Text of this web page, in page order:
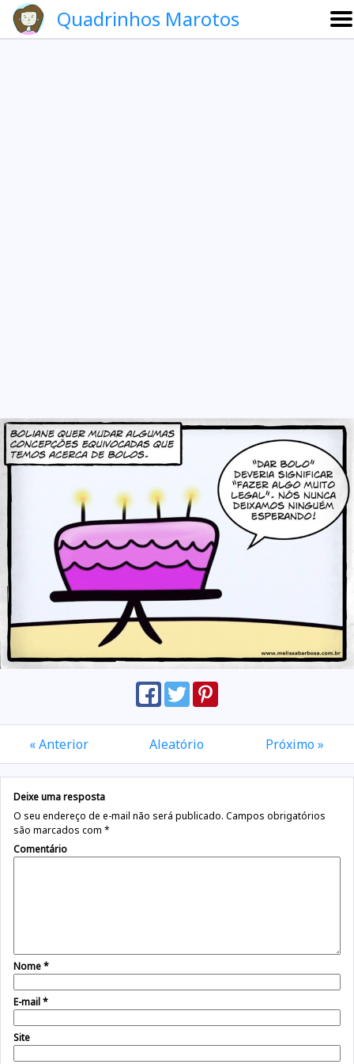
Quadrinhos Marotos
« Anterior Aleatório Próximo »
Deixe uma resposta
O seu endereço de e-mail não será publicado. Campos obrigatórios
são marcados com *
Comentário
Nome*
E-mail*
Site